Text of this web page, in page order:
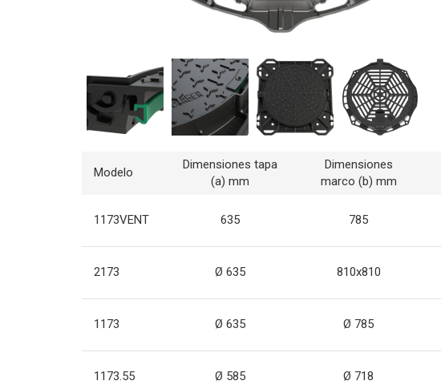
Modelo
Dimensiones tapa
(a) mm
Dimensiones
marco (b) mm
1173VENT 635 785
2173 Ø 635 810x810
1173 Ø 635 Ø 785
1173.55 Ø 585 Ø 718